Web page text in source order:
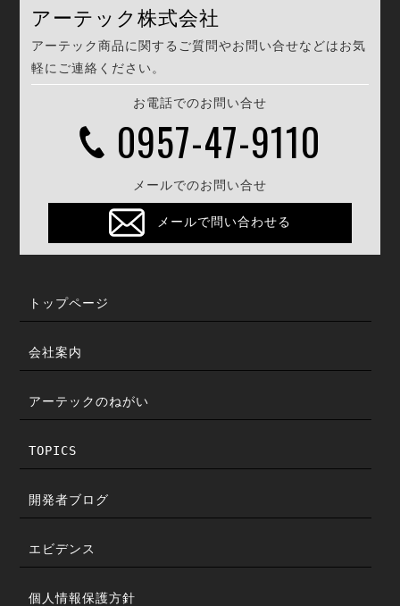
アーテック株式会社
アーテック商品に関するご質問やお問い合せなどはお気
軽にご連絡ください。
お電話でのお問い合せ
0957-47-9110
メールでのお問い合せ
メールで問い合わせる
トップページ
会社案内
アーテックのねがい
TOPICS
開発者ブログ
エビデンス
個人情報保護方針